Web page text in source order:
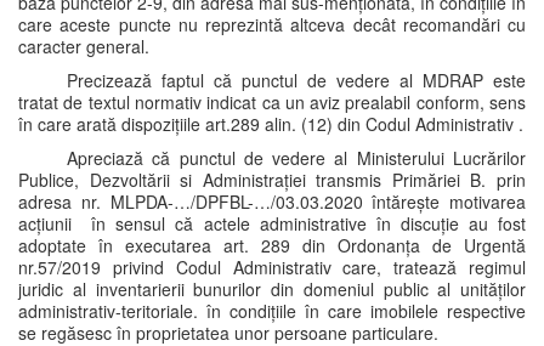
care aceste puncte nu reprezintă altceva decât recomandări cu
caracter general.
Precizează faptul că punctul de vedere al MDRAP este
tratat de textul normativ indicat ca un aviz prealabil conform, sens
în care arată dispozițiile art.289 alin. (12) din Codul Administrativ .
Apreciază că punctul de vedere al Ministerului Lucrărilor
Publice, Dezvoltării si Administrației transmis Primăriei B. prin
adresa nr. MLPDA-…/DPFBL-…/03.03.2020 întărește motivarea
acțiunii în sensul că actele administrative în discuție au fost
adoptate în executarea art. 289 din Ordonanța de Urgentă
nr.57/2019 privind Codul Administrativ care, tratează regimul
juridic al inventarierii bunurilor din domeniul public al unităților
administrativ-teritoriale. în condițiile în care imobilele respective
se regăsesc în proprietatea unor persoane particulare.